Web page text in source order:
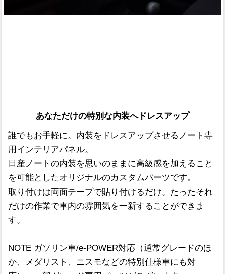
あなただけの特別な内装へドレスアップ
誰でもお手軽に。内装をドレスアップさせるノート専
用インテリアパネル。
日産ノートの内装を思いのままに高級感を加えること
を可能としたオリジナルのカスタムパーツです。
取り付けは両面テープで貼り付けるだけ。たったそれ
だけの作業で車内の雰囲気を一新することができま
す。
NOTE ガソリン車/e-POWER対応（通常グレードのほ
か、メダリスト、ニスモなどの特別仕様車にも対